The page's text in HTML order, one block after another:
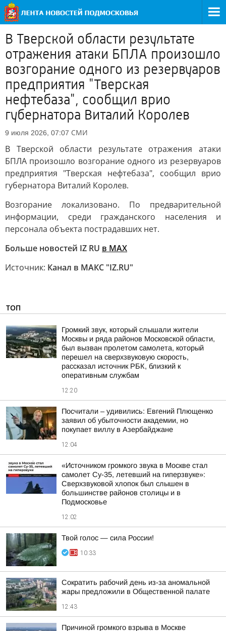
В Тверской области результате
отражения атаки БПЛА произошло
возгорание одного из резервуаров
предприятия "Тверская
нефтебаза", сообщил врио
губернатора Виталий Королев
9 июля 2026, 07:07 СМИ
В Тверской области результате отражения атаки
БПЛА произошло возгорание одного из резервуаров
предприятия "Тверская нефтебаза", сообщил врио
губернатора Виталий Королев.
Возгорание локализовано. По предварительной
информации, среди гражданского населения и
персонала объекта пострадавших нет.
Больше новостей IZ RU в MAX
Источник: Канал в МАКС "IZ.RU"
ТОП
Громкий звук, который слышали жители
Москвы и ряда районов Московской области,
был вызван пролетом самолета, который
перешел на сверхзвуковую скорость,
рассказал источник РБК, близкий к
оперативным службам
12:20
Посчитали – удивились: Евгений Плющенко
заявил об убыточности академии, но
покупает виллу в Азербайджане
12:04
«Источником громкого звука в Москве стал
самолет Су-35, летевший на гиперзвуке»:
Сверхзвуковой хлопок был слышен в
большинстве районов столицы и в
Подмосковье
12:02
Твой голос — сила России!
10:33
Сократить рабочий день из-за аномальной
жары предложили в Общественной палате
12:43
Причиной громкого взрыва в Москве